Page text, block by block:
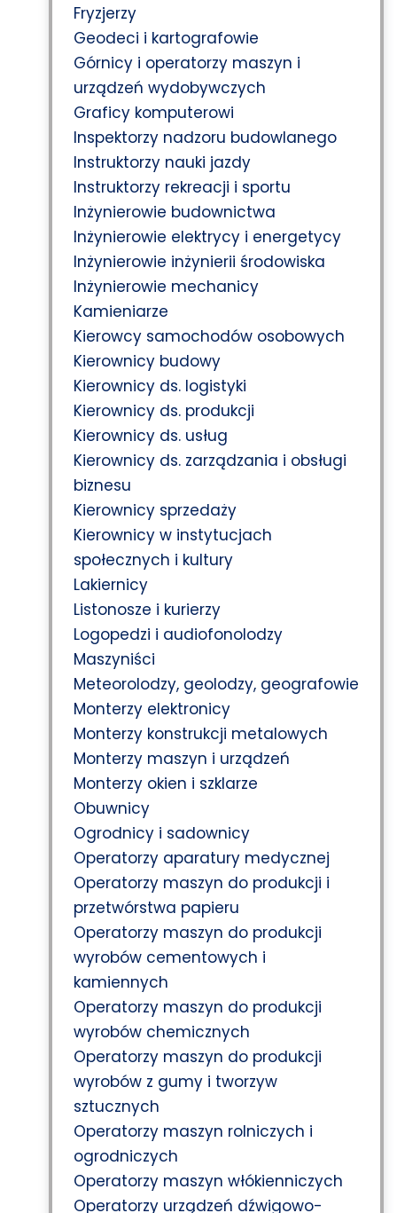
Fryzjerzy
Geodeci i kartografowie
Górnicy i operatorzy maszyn i
urządzeń wydobywczych
Graficy komputerowi
Inspektorzy nadzoru budowlanego
Instruktorzy nauki jazdy
Instruktorzy rekreacji i sportu
Inżynierowie budownictwa
Inżynierowie elektrycy i energetycy
Inżynierowie inżynierii środowiska
Inżynierowie mechanicy
Kamieniarze
Kierowcy samochodów osobowych
Kierownicy budowy
Kierownicy ds. logistyki
Kierownicy ds. produkcji
Kierownicy ds. usług
Kierownicy ds. zarządzania i obsługi
biznesu
Kierownicy sprzedaży
Kierownicy w instytucjach
społecznych i kultury
Lakiernicy
Listonosze i kurierzy
Logopedzi i audiofonolodzy
Maszyniści
Meteorolodzy, geolodzy, geografowie
Monterzy elektronicy
Monterzy konstrukcji metalowych
Monterzy maszyn i urządzeń
Monterzy okien i szklarze
Obuwnicy
Ogrodnicy i sadownicy
Operatorzy aparatury medycznej
Operatorzy maszyn do produkcji i
przetwórstwa papieru
Operatorzy maszyn do produkcji
wyrobów cementowych i
kamiennych
Operatorzy maszyn do produkcji
wyrobów chemicznych
Operatorzy maszyn do produkcji
wyrobów z gumy i tworzyw
sztucznych
Operatorzy maszyn rolniczych i
ogrodniczych
Operatorzy maszyn włókienniczych
Operatorzy urządzeń dźwigowo-